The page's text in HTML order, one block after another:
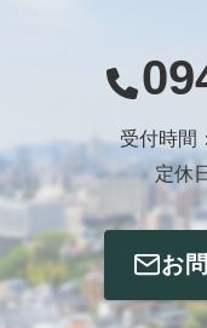
受付時間
定休
お